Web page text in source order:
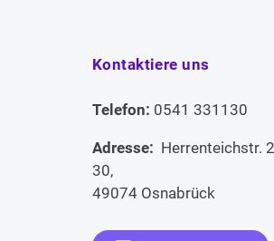
Kontaktiere uns
Telefon: 0541 331130
Adresse: Herrenteichstr.
30,
49074 Osnabrück